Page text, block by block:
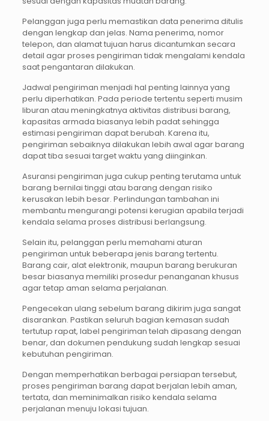
Pelanggan juga perlu memastikan data penerima ditulis
dengan lengkap dan jelas. Nama penerima, nomor
telepon, dan alamat tujuan harus dicantumkan secara
detail agar proses pengiriman tidak mengalami kendala
saat pengantaran dilakukan.
Jadwal pengiriman menjadi hal penting lainnya yang
perlu diperhatikan. Pada periode tertentu seperti musim
liburan atau meningkatnya aktivitas distribusi barang,
kapasitas armada biasanya lebih padat sehingga
estimasi pengiriman dapat berubah. Karena itu,
pengiriman sebaiknya dilakukan lebih awal agar barang
dapat tiba sesuai target waktu yang diinginkan.
Asuransi pengiriman juga cukup penting terutama untuk
barang bernilai tinggi atau barang dengan risiko
kerusakan lebih besar. Perlindungan tambahan ini
membantu mengurangi potensi kerugian apabila terjadi
kendala selama proses distribusi berlangsung.
Selain itu, pelanggan perlu memahami aturan
pengiriman untuk beberapa jenis barang tertentu.
Barang cair, alat elektronik, maupun barang berukuran
besar biasanya memiliki prosedur penanganan khusus
agar tetap aman selama perjalanan.
Pengecekan ulang sebelum barang dikirim juga sangat
disarankan. Pastikan seluruh bagian kemasan sudah
tertutup rapat, label pengiriman telah dipasang dengan
benar, dan dokumen pendukung sudah lengkap sesuai
kebutuhan pengiriman.
Dengan memperhatikan berbagai persiapan tersebut,
proses pengiriman barang dapat berjalan lebih aman,
tertata, dan meminimalkan risiko kendala selama
perjalanan menuju lokasi tujuan.